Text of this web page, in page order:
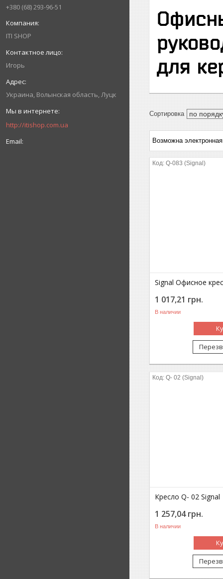
+380 68 293-96-51
ITI SHOP
Игорь
Украина Волынская область Луцк
http://itishop.com.ua
для
Q-083 (Signal)
Signal Офисное
1 017,21 грн.
В наличии
Q- 02 (Signal)
Кресло Q- 02 Signal
1 257,04 грн.
В наличии